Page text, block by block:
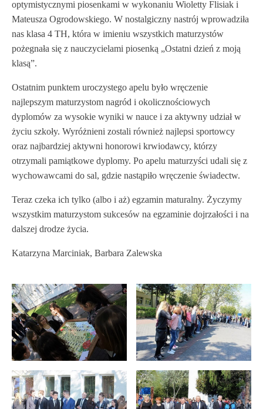
optymistycznymi piosenkami w wykonaniu Wioletty Flisiak i
Mateusza Ogrodowskiego. W nostalgiczny nastrój wprowadziła
nas klasa 4 TH, która w imieniu wszystkich maturzystów
pożegnała się z nauczycielami piosenką „Ostatni dzień z moją
klasą”.
Ostatnim punktem uroczystego apelu było wręczenie
najlepszym maturzystom nagród i okolicznościowych
dyplomów za wysokie wyniki w nauce i za aktywny udział w
życiu szkoły. Wyróżnieni zostali również najlepsi sportowcy
oraz najbardziej aktywni honorowi krwiodawcy, którzy
otrzymali pamiątkowe dyplomy. Po apelu maturzyści udali się z
wychowawcami do sal, gdzie nastąpiło wręczenie świadectw.
Teraz czeka ich tylko (albo i aż) egzamin maturalny. Życzymy
wszystkim maturzystom sukcesów na egzaminie dojrzałości i na
dalszej drodze życia.
Katarzyna Marciniak, Barbara Zalewska